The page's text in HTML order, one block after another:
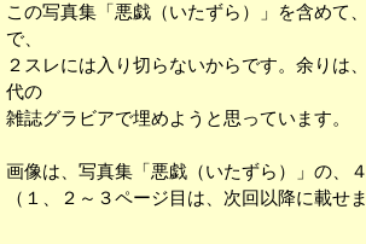
この写真集「悪戯（いたずら）」を含めて
で、
２スレには入り切らないからです。余りは
代の
雑誌グラビアで埋めようと思っています。
画像は、写真集「悪戯（いたずら）」の、
（１、２～３ページ目は、次回以降に載せま